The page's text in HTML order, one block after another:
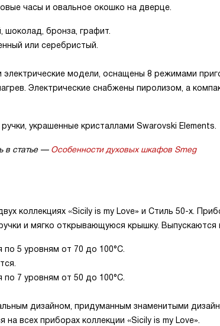
часы и овальное окошко на дверце.
шоколад, бронза, графит.
или серебристый.
электрические модели, оснащены 8 режимами
Электрические снабжены пиролизом, а
украшенные кристаллами Swarovski Elements.
в статье — Особенности духовых шкафов Smeg
коллекциях «Sicily is my Love» и Стиль 50-х.
и мягко открывающуюся крышку. Выпускаются
по 5 уровням от 70 до 100°С.
по 7 уровням от 50 до 100°С.
дизайном, придуманным знаменитыми
всех приборах коллекции «Sicily is my Love».